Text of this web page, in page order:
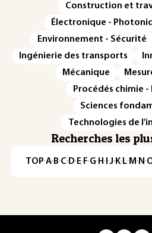
Construction et
Électronique -
Environnement - Sécurité
Ingénierie des transports
Mécanique
Procédés chimie
Sciences
Technologies de
Recherches les
TOP·A·B·C· D· E· F·G· H · ·J· K· L· M · N ·